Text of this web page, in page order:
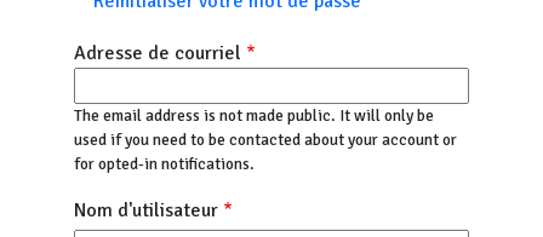
Adresse de courriel
The email address is not made public. It will only be
used if you need to be contacted about your account or
for opted-in notifications.
Nom d'utilisateur